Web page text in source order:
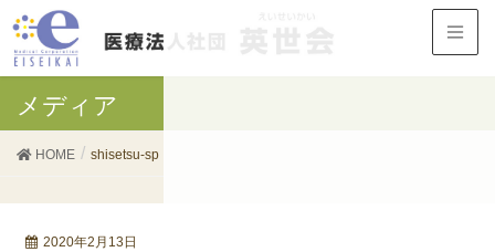
メディア
HOME shisetsu-sp
2020年2月13日